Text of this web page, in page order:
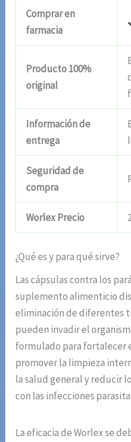
Comprar en
farmacia
Producto 100%
original
Información de
entrega
Seguridad de
compra
Worlex Precio
¿Qué es y para qué sirve?
Las cápsulas contra los
suplemento alimenticio
eliminación de diferentes
pueden invadir el
formulado para fortalecer
promover la limpieza
la salud general y reducir
con las infecciones
La eficacia de Worlex se